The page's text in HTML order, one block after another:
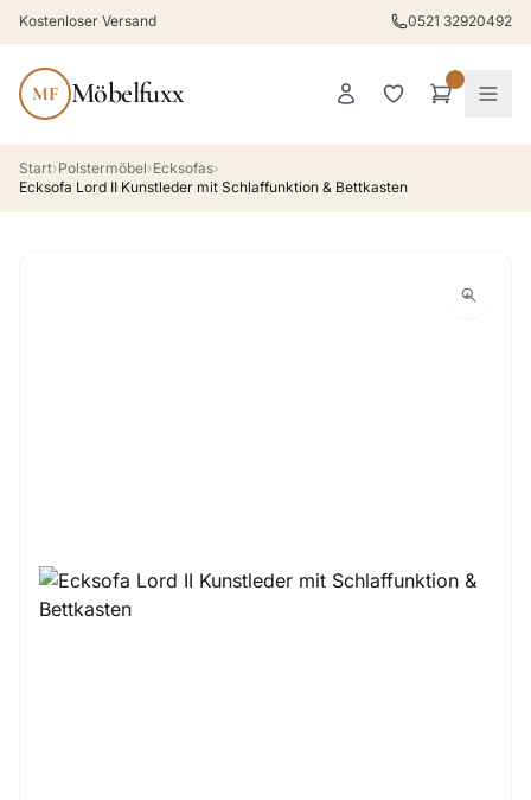
Kostenloser Versand 0521 32920492
MF Möbelfuxx
Start›Polstermöbel›Ecksofas›
Ecksofa Lord II Kunstleder mit Schlaffunktion & Bettkasten